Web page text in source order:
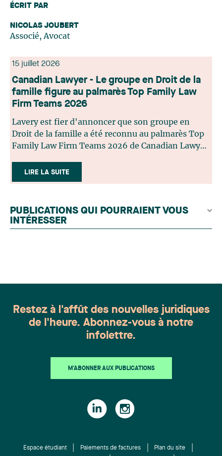
ÉCRIT PAR
NICOLAS JOUBERT
Associé, Avocat
15 juillet 2026
Canadian Lawyer - Le groupe en Droit de la
famille figure au palmarès Top Family Law
Firm Teams 2026
Lavery est fier d'annoncer que son groupe en
Droit de la famille a été reconnu au palmarès Top
Family Law Firm Teams 2026 de Canadian Lawyer.
sélection rigoureux, fondé sur des nominations
issues du lectorat, d'associations juridiques et de
par un jury indépendant composé de praticiens
chevronnés en droit de la famille provenant de
l'ensemble du Canada. Cette distinction
LIRE LA SUITE
PUBLICATIONS QUI POURRAIENT VOUS
INTÉRESSER
Restez à l'affût des nouvelles juridiques
de l'heure. Abonnez-vous à notre
infolettre.
M'ABONNER AUX PUBLICATIONS
Espace étudiant Paiements de factures Plan du site